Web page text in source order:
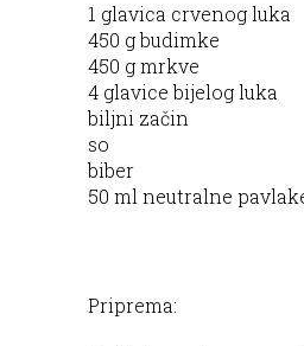
1 glavica crvenog luka
450 g budimke
450 g mrkve
4 glavice bijelоg luka
biljni začin
so
biber
50 ml neutralne
Priprema: